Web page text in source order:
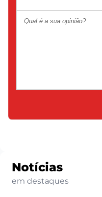
Notícias
em destaques